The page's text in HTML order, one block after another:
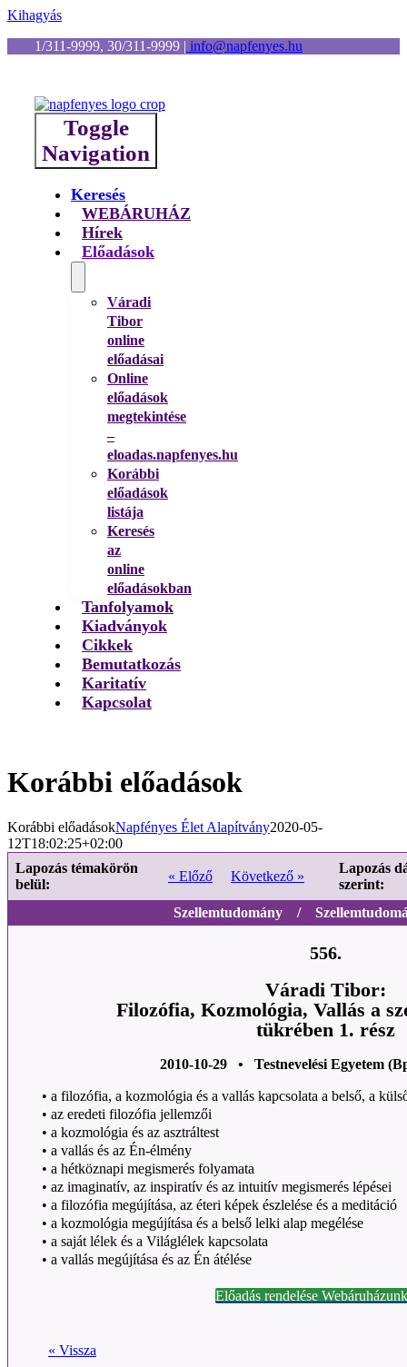
Kihagyás
1/311-9999, 30/311-9999 | info@napfenyes.hu
Toggle
Navigation
Keresés
WEBÁRUHÁZ
Hírek
Előadások
Váradi
Tibor
online
előadásai
Online
előadások
megtekintése
–
eloadas.napfenyes.hu
Korábbi
előadások
listája
Keresés
az
online
előadásokban
Tanfolyamok
Kiadványok
Cikkek
Bemutatkozás
Karitatív
Kapcsolat
Korábbi előadások
Korábbi előadásokNapfényes Élet Alapítvány2020-05-
12T18:02:25+02:00
Lapozás témakörön
belül:
« Előző Következő »
Lapozás
szerint:
Szellemtudomány /
556.
Váradi Tibor:
Filozófia, Kozmológia, Vallás a
tükrében 1. rész
2010-10-29 • Testnevelési Egyetem
• a filozófia, a kozmológia és a vallás kapcsolata a belső, a
• az eredeti filozófia jellemzői
• a kozmológia és az asztráltest
• a vallás és az Én-élmény
• a hétköznapi megismerés folyamata
• az imaginatív, az inspiratív és az intuitív megismerés lépései
• a filozófia megújítása, az éteri képek észlelése és a meditáció
• a kozmológia megújítása és a belső lelki alap megélése
• a saját lélek és a Világlélek kapcsolata
• a vallás megújítása és az Én átélése
Előadás rendelése
« Vissza